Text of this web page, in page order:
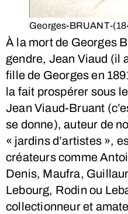
Georges-BRUANT-
À la mort de Georges
gendre, Jean Viaud (il
fille de Georges en
la fait prospérer sous
Jean Viaud-Bruant
se donne), auteur de
« jardins d’artistes »,
créateurs comme
Denis, Maufra,
Lebourg, Rodin ou
collectionneur et